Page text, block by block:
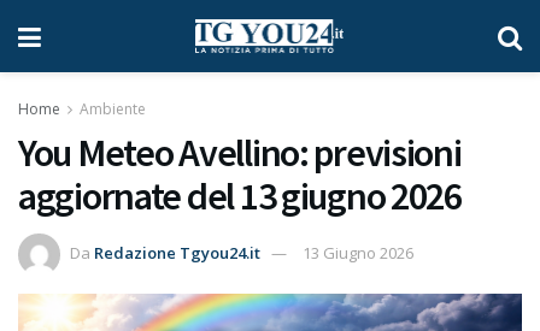
Home Ambiente
You Meteo Avellino: previsioni
aggiornate del 13 giugno 2026
Da Redazione Tgyou24.it 13 Giugno 2026